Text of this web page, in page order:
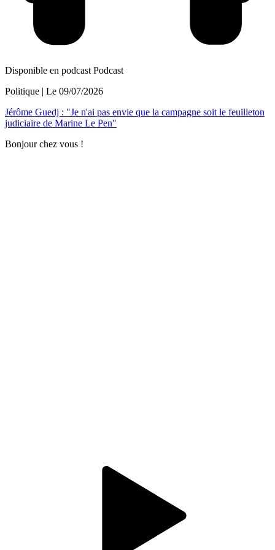
Disponible en podcast Podcast
Politique | Le 09/07/2026
Jérôme Guedj : "Je n'ai pas envie que la campagne soit le feuilleton
judiciaire de Marine Le Pen"
Bonjour chez vous !